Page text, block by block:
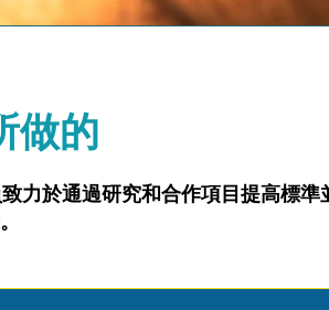
做的
致力於通過研究和合作項目提高標